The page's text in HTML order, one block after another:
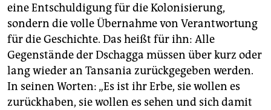
eine Entschuldigung für die Kolonisierung,
sondern die volle Übernahme von Verantwortung
für die Geschichte. Das heißt für ihn: Alle
Gegenstände der Dschagga müssen über kurz oder
lang wieder an Tansania zurückgegeben werden.
In seinen Worten: „Es ist ihr Erbe, sie wollen es
zurückhaben, sie wollen es sehen und sich damit